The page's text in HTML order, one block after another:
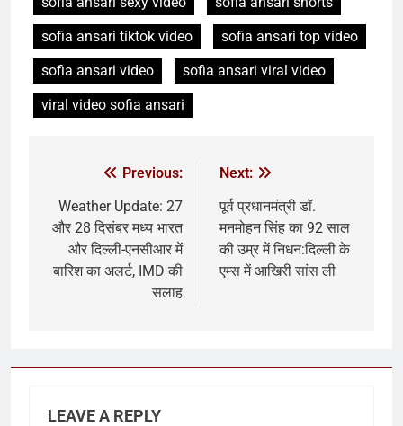
sofia ansari tiktok video
sofia ansari top video
sofia ansari video
sofia ansari viral video
viral video sofia ansari
Previous:
Weather Update: 27
और 28 दिसंबर मध्य भारत
और दिल्ली-एनसीआर में
बारिश का अलर्ट, IMD की
सलाह
Next:
पूर्व प्रधानमंत्री डॉ.
मनमोहन सिंह का 92 साल
की उम्र में निधन:दिल्ली के
एम्स में आखिरी सांस ली
LEAVE A REPLY